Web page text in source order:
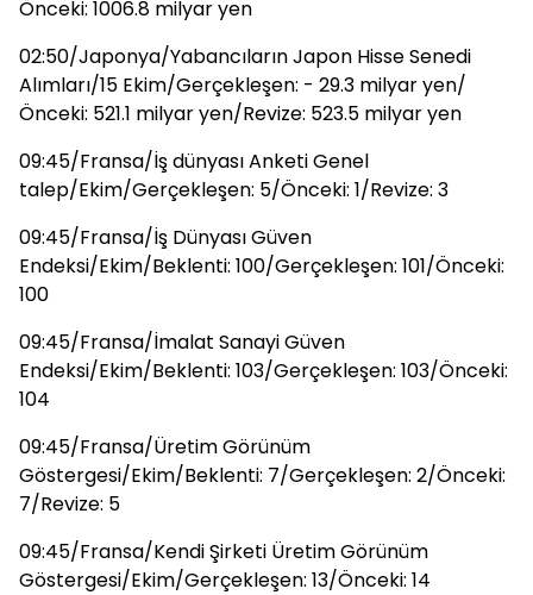
Önceki: 1006.8 milyar yen
02:50/Japonya/Yabancıların Japon Hisse Senedi
Alımları/15 Ekim/Gerçekleşen: - 29.3 milyar yen/
Önceki: 521.1 milyar yen/Revize: 523.5 milyar yen
09:45/Fransa/İş dünyası Anketi Genel
talep/Ekim/Gerçekleşen: 5/Önceki: 1/Revize: 3
09:45/Fransa/İş Dünyası Güven
Endeksi/Ekim/Beklenti: 100/Gerçekleşen: 101/Önceki:
100
09:45/Fransa/İmalat Sanayi Güven
Endeksi/Ekim/Beklenti: 103/Gerçekleşen: 103/Önceki:
104
09:45/Fransa/Üretim Görünüm
Göstergesi/Ekim/Beklenti: 7/Gerçekleşen: 2/Önceki:
7/Revize: 5
09:45/Fransa/Kendi Şirketi Üretim Görünüm
Göstergesi/Ekim/Gerçekleşen: 13/Önceki: 14